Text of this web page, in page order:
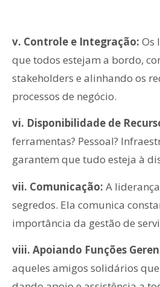
v. Controle e Integração: Os
que todos estejam a bordo,
stakeholders e alinhando os
processos de negócio.
vi. Disponibilidade de
ferramentas? Pessoal?
garantem que tudo esteja à
vii. Comunicação: A
segredos. Ela comunica
importância da gestão de
viii. Apoiando Funções
aqueles amigos solidários